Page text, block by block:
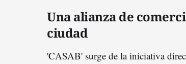
Una alianza de
ciudad
'CASAB' surge de la iniciativa